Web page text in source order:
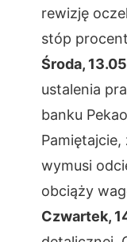
rewizję
stóp
Środa,
ustalenia
banku
Pamiętajcie,
wymusi
obciąży
Czwartek,